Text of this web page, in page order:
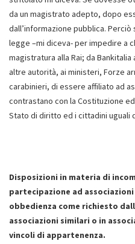
da un magistrato adepto, dopo
dall’informazione pubblica.
legge –mi diceva- per impedire a
magistratura alla Rai; da
altre autorità, ai ministeri, Forze
carabinieri, di essere affiliato ad
contrastano con la Costituzione
Stato di diritto ed i cittadini uguali
Disposizioni in materia di
partecipazione ad
obbedienza come richiesto
associazioni similari o in
vincoli di appartenenza.